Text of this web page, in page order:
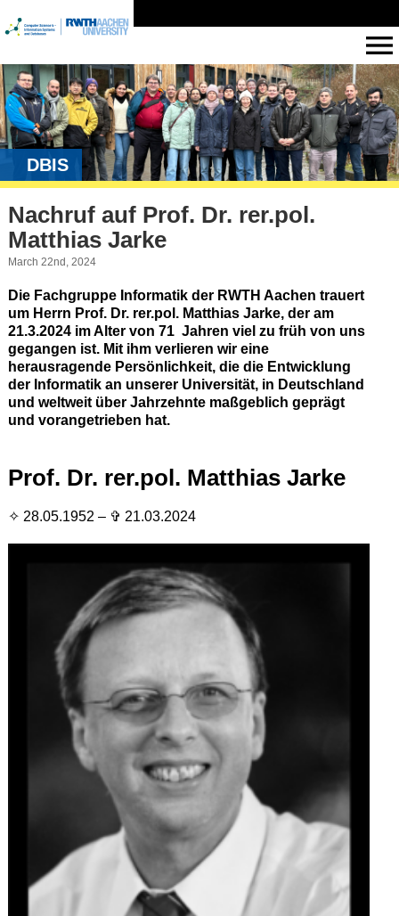
DBIS
Nachruf auf Prof. Dr. rer.pol.
Matthias Jarke
March 22nd, 2024
Die Fachgruppe Informatik der RWTH Aachen trauert
um Herrn Prof. Dr. rer.pol. Matthias Jarke, der am
21.3.2024 im Alter von 71 Jahren viel zu früh von uns
gegangen ist. Mit ihm verlieren wir eine
herausragende Persönlichkeit, die die Entwicklung
der Informatik an unserer Universität, in Deutschland
und weltweit über Jahrzehnte maßgeblich geprägt
und vorangetrieben hat.
Prof. Dr. rer.pol. Matthias Jarke
✧ 28.05.1952 – ✞ 21.03.2024